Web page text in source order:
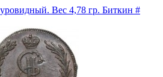
Вес 4,78 гр. Биткин #